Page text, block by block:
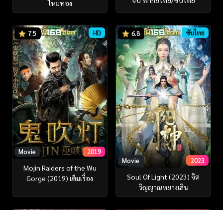
ไหมทอง
7.5 HD
Movie 2019
Mojin Raiders of the Wu
Gorge (2019) เต็มเรื่อง
6.8 ซับไทย
Movie 2023
Soul Of Light (2023) จิต
วิญญาณหยางเสิน